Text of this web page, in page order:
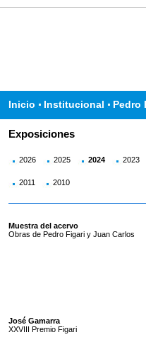
Inicio Institucional Pedro
Exposiciones
2026 2025 2024 2023
2011 2010
Muestra del acervo
Obras de Pedro Figari y Juan Carlos
José Gamarra
XXVIII Premio Figari